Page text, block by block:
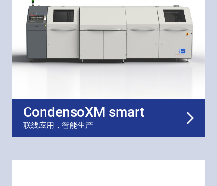
CondensoXM smart
联线应用，智能生产